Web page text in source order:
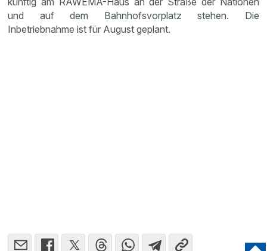
und auf dem Bahnhofsvorplatz stehen. Die
Inbetriebnahme ist für August geplant.